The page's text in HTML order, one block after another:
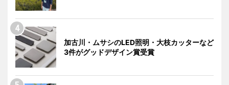
加古川・ムサシのLED照明・大枝カッターなど
3件がグッドデザイン賞受賞